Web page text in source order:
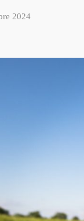
2024